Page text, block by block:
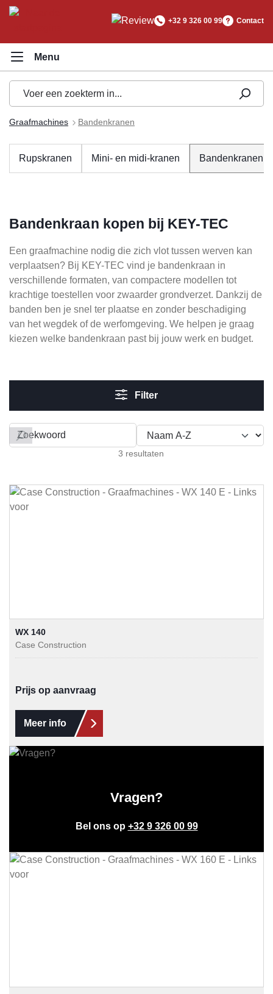
+32 9 326 00 99 Contact
Graafmachines Bandenkranen
Rupskranen Mini- en midi-kranen Bandenkranen
Bandenkraan kopen bij KEY-TEC
Een graafmachine nodig die zich vlot tussen werven kan
verplaatsen? Bij KEY-TEC vind je bandenkraan in
verschillende formaten, van compactere modellen tot
krachtige toestellen voor zwaarder grondverzet. Dankzij de
banden ben je snel ter plaatse en zonder beschadiging
van het wegdek of de werfomgeving. We helpen je graag
kiezen welke bandenkraan past bij jouw werk en budget.
Filter
3 resultaten
Filteren op
Vragen?
Bel ons op +32 9 326 00 99
WX 140
Case Construction
Prijs op aanvraag
Meer info